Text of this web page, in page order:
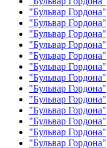
"Бульвар
"Бульвар
"Бульвар
"Бульвар
"Бульвар
"Бульвар
"Бульвар
"Бульвар
"Бульвар
"Бульвар
"Бульвар
"Бульвар
"Бульвар